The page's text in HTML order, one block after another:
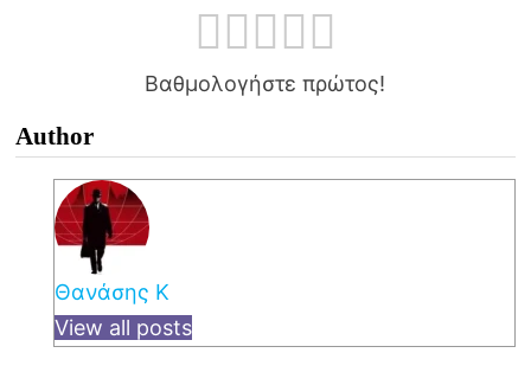
Βαθμολογήστε πρώτος!
Author
Θανάσης Κ
View all posts